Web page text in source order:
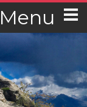
Menu